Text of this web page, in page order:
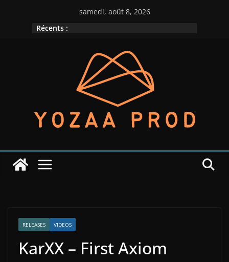
samedi, août 8, 2026
Récents :
RELEASES VIDEOS
KarXX – First Axiom